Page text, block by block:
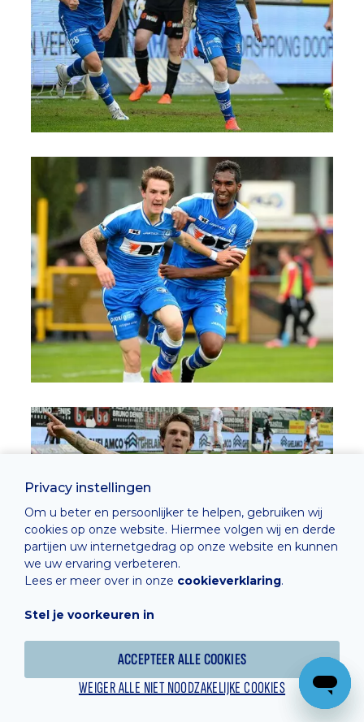
Privacy instellingen
Om u beter en persoonlijker te helpen, gebruiken wij
cookies op onze website. Hiermee volgen wij en derde
partijen uw internetgedrag op onze website en kunnen
we uw ervaring verbeteren.
Lees er meer over in onze cookieverklaring.
Stel je voorkeuren in
ACCEPTEER ALLE COOKIES
WEIGER ALLE NIET NOODZAKELIJKE COOKIES